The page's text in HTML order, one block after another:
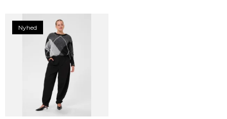
Nyhed